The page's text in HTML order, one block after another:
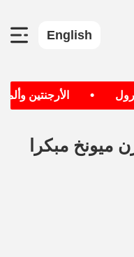
English
الأرجنتين
ميونخ مبكرا